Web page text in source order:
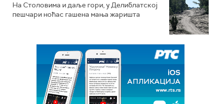
На Столовима и даље гори, у Делиблатској
пешчари ноћас гашена мања жаришта